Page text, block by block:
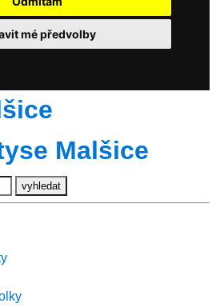
mé předvolby